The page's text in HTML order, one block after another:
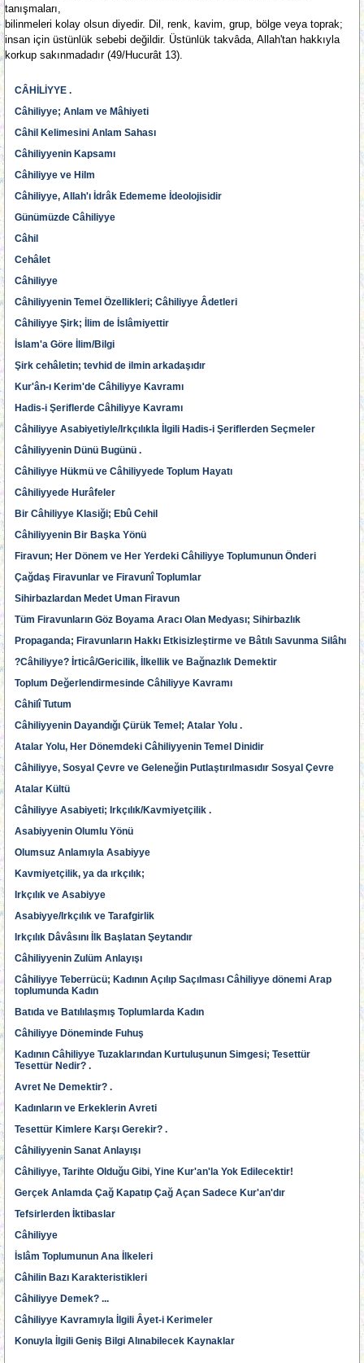
tanışmaları,
bilinmeleri kolay olsun diyedir. Dil, renk, kavim, grup, bölge veya toprak;
insan için üstünlük sebebi değildir. Üstünlük takvâda, Allah'tan hakkıyla
korkup sakınmadadır (49/Hucurât 13).
CÂHİLİYYE .
Câhiliyye; Anlam ve Mâhiyeti
Câhil Kelimesini Anlam Sahası
Câhiliyyenin Kapsamı
Câhiliyye ve Hilm
Câhiliyye, Allah'ı İdrâk Edememe İdeolojisidir
Günümüzde Câhiliyye
Câhil
Cehâlet
Câhiliyye
Câhiliyyenin Temel Özellikleri; Câhiliyye Âdetleri
Câhiliyye Şirk; İlim de İslâmiyettir
İslam'a Göre İlim/Bilgi
Şirk cehâletin; tevhid de ilmin arkadaşıdır
Kur'ân-ı Kerim'de Câhiliyye Kavramı
Hadis-i Şeriflerde Câhiliyye Kavramı
Câhiliyye Asabiyetiyle/Irkçılıkla İlgili Hadis-i Şeriflerden Seçmeler
Câhiliyyenin Dünü Bugünü .
Câhiliyye Hükmü ve Câhiliyyede Toplum Hayatı
Câhiliyyede Hurâfeler
Bir Câhiliyye Klasiği; Ebû Cehil
Câhiliyyenin Bir Başka Yönü
Firavun; Her Dönem ve Her Yerdeki Câhiliyye Toplumunun Önderi
Çağdaş Firavunlar ve Firavunî Toplumlar
Sihirbazlardan Medet Uman Firavun
Tüm Firavunların Göz Boyama Aracı Olan Medyası; Sihirbazlık
Propaganda; Firavunların Hakkı Etkisizleştirme ve Bâtılı Savunma Silâhı
?Câhiliyye? İrticâ/Gericilik, İlkellik ve Bağnazlık Demektir
Toplum Değerlendirmesinde Câhiliyye Kavramı
Câhilî Tutum
Câhiliyyenin Dayandığı Çürük Temel; Atalar Yolu .
Atalar Yolu, Her Dönemdeki Câhiliyyenin Temel Dinidir
Câhiliyye, Sosyal Çevre ve Geleneğin Putlaştırılmasıdır Sosyal Çevre
Atalar Kültü
Câhiliyye Asabiyeti; Irkçılık/Kavmiyetçilik .
Asabiyyenin Olumlu Yönü
Olumsuz Anlamıyla Asabiyye
Kavmiyetçilik, ya da ırkçılık;
Irkçılık ve Asabiyye
Asabiyye/Irkçılık ve Tarafgirlik
Irkçılık Dâvâsını İlk Başlatan Şeytandır
Câhiliyyenin Zulüm Anlayışı
Câhiliyye Teberrücü; Kadının Açılıp Saçılması Câhiliyye dönemi Arap
toplumunda Kadın
Batıda ve Batılılaşmış Toplumlarda Kadın
Câhiliyye Döneminde Fuhuş
Kadının Câhiliyye Tuzaklarından Kurtuluşunun Simgesi; Tesettür
Tesettür Nedir? .
Avret Ne Demektir? .
Kadınların ve Erkeklerin Avreti
Tesettür Kimlere Karşı Gerekir? .
Câhiliyyenin Sanat Anlayışı
Câhiliyye, Tarihte Olduğu Gibi, Yine Kur'an'la Yok Edilecektir!
Gerçek Anlamda Çağ Kapatıp Çağ Açan Sadece Kur'an'dır
Tefsirlerden İktibaslar
Câhiliyye
İslâm Toplumunun Ana İlkeleri
Câhilin Bazı Karakteristikleri
Câhiliyye Demek? ...
Câhiliyye Kavramıyla İlgili Âyet-i Kerimeler
Konuyla İlgili Geniş Bilgi Alınabilecek Kaynaklar